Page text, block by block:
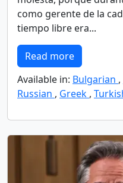
como gerente de la
tiempo libre era...
Read more
Available in: Bulgarian ,
Russian , Greek ,